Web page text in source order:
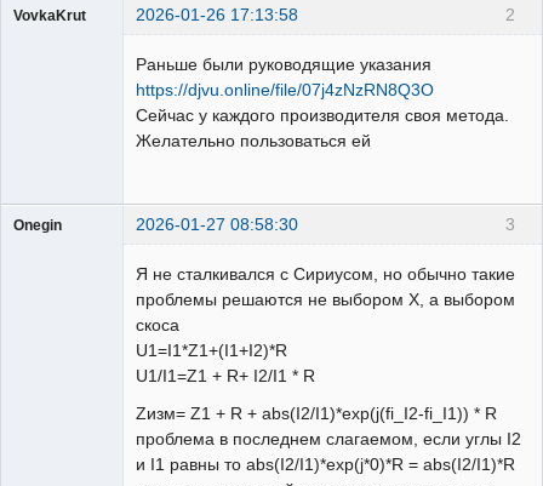
2
VovkaKrut 2026-01-26 17:13:58
Раньше были руководящие указания
https://djvu.online/file/07j4zNzRN8Q3O
Сейчас у каждого производителя своя метода.
Желательно пользоваться ей
3
Onegin 2026-01-27 08:58:30
Я не сталкивался с Сириусом, но обычно такие
проблемы решаются не выбором X, а выбором
скоса
U1=I1*Z1+(I1+I2)*R
U1/I1=Z1 + R+ I2/I1 * R
Zизм= Z1 + R + abs(I2/I1)*exp(j(fi_I2-fi_I1)) * R
проблема в последнем слагаемом, если углы I2
и I1 равны то abs(I2/I1)*exp(j*0)*R = abs(I2/I1)*R